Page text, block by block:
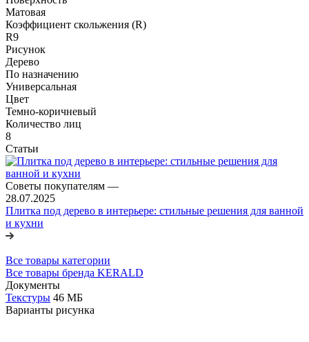
Матовая
Коэффициент скольжения (R)
R9
Рисунок
Дерево
По назначению
Универсальная
Цвет
Темно-коричневый
Количество лиц
8
Статьи
Советы покупателям —
28.07.2025
Плитка под дерево в интерьере: стильные решения для ванной
и кухни
Все товары категории
Все товары бренда KERALD
Документы
Текстуры 46 МБ
Варианты рисунка